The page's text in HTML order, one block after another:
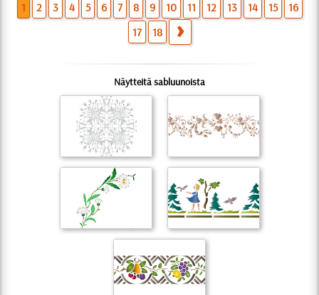
1 2 3 4 5 6 7 8 9 10 11 12 13 14 15
16
17
18
Näytteitä sabluunoista